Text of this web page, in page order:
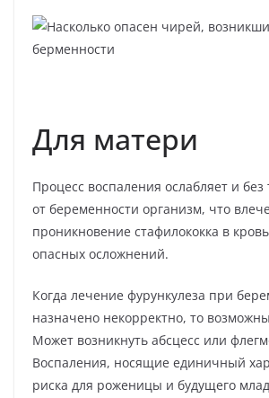
Для матери
Процесс воспаления ослабляет и без
от беременности организм, что
проникновение стафилококка в
опасных осложнений.
Когда лечение фурункулеза при
назначено некорректно, то
Может возникнуть абсцесс или
Воспаления, носящие единичный
риска для роженицы и будущего